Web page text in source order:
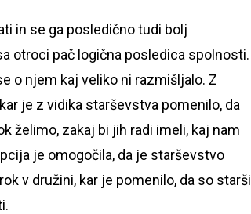
in se ga posledično tudi bolj
otroci pač logična posledica spolnosti.
o njem kaj veliko ni razmišljalo. Z
je z vidika starševstva pomenilo, da
želimo, zakaj bi jih radi imeli, kaj nam
je omogočila, da je starševstvo
v družini, kar je pomenilo, da so starši